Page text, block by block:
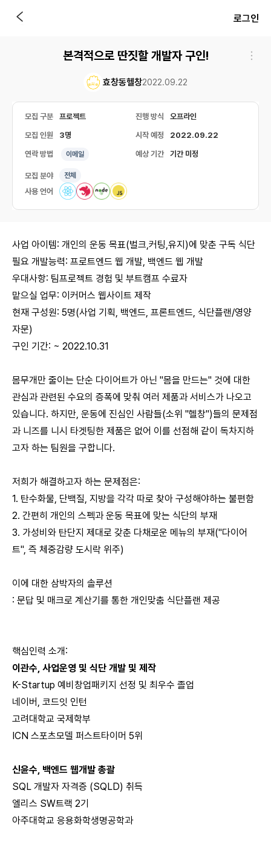
로그인
본격적으로 딴짓할 개발자 구인!
효창동헬창2022.09.22
모집 구분 프로젝트 진행 방식 오프라인
모집 인원 3명 시작 예정 2022.09.22
연락 방법 이메일 예상 기간 기간 미정
모집 분야 전체
사용 언어
사업 아이템: 개인의 운동 목표(벌크,커팅,유지)에 맞춘 구독 식단
필요 개발능력: 프로트엔드 웹 개발, 백엔드 웹 개발
우대사항: 팀프로젝트 경험 및 부트캠프 수료자
맡으실 업무: 이커머스 웹사이트 제작
현재 구성원: 5명(사업 기획, 백엔드, 프론트엔드, 식단플랜/영양
자문)
구인 기간: ~ 2022.10.31
몸무개만 줄이는 단순 다이어트가 아닌 "몸을 만드는" 것에 대한
관심과 관련된 수요의 증폭에 맞춰 여러 제품과 서비스가 나오고
있습니다. 하지만, 운동에 진심인 사람들(소위 "헬창")들의 문제점
과 니즈를 니시 타겟팅한 제품은 없어 이를 선점해 같이 독차지하
고자 하는 팀원을 구합니다.
저희가 해결하고자 하는 문제점은:
1. 탄수화물, 단백질, 지방을 각각 따로 찾아 구성해야하는 불편함
2. 간편히 개인의 스펙과 운동 목표에 맞는 식단의 부재
3. 가성비와 탄단지 제대로 갖춘 다채로운 메뉴의 부재("다이어
트", 즉 체중감량 도시락 위주)
이에 대한 삼박자의 솔루션
: 문답 및 매크로 계산기를 통한 개인맞춤 식단플랜 제공
핵심인력 소개:
이관수, 사업운영 및 식단 개발 및 제작
K-Startup 예비창업패키지 선정 및 최우수 졸업
네이버, 코드잇 인턴
고려대학교 국제학부
ICN 스포츠모델 퍼스트타이머 5위
신윤수, 백엔드 웹개발 총괄
SQL 개발자 자격증 (SQLD) 취득
엘리스 SW트랙 2기
아주대학교 응용화학생명공학과